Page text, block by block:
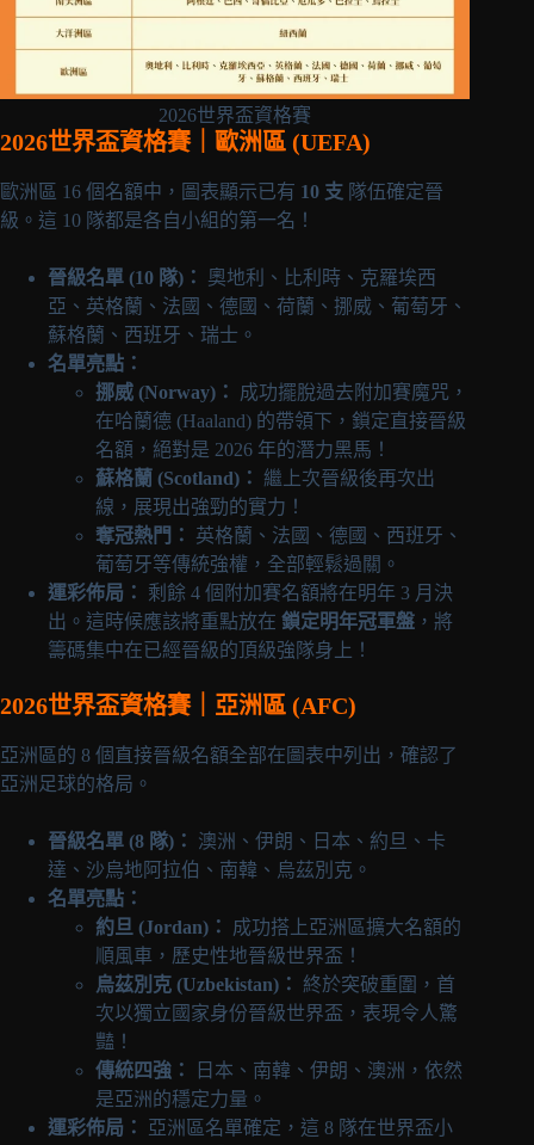
2026世界盃資格賽
2026世界盃資格賽｜歐洲區 (UEFA)
歐洲區 16 個名額中，圖表顯示已有 10 支 隊伍確定晉
級。這 10 隊都是各自小組的第一名！
晉級名單 (10 隊)：
奧地利、比利時、克羅埃西
亞、英格蘭、法國、德國、荷蘭、挪威、葡萄牙、
蘇格蘭、西班牙、瑞士。
名單亮點：
挪威 (Norway)：
成功擺脫過去附加賽魔咒，
在哈蘭德 (Haaland) 的帶領下，鎖定直接晉級
名額，絕對是 2026 年的潛力黑馬！
蘇格蘭 (Scotland)： 繼上次晉級後再次出
線，展現出強勁的實力！
奪冠熱門：
英格蘭、法國、德國、西班牙、
葡萄牙等傳統強權，全部輕鬆過關。
運彩佈局：
剩餘 4 個附加賽名額將在明年 3 月決
出。這時候應該將重點放在 鎖定明年冠軍盤 ，將
籌碼集中在已經晉級的頂級強隊身上！
2026世界盃資格賽｜亞洲區 (AFC)
亞洲區的 8 個直接晉級名額全部在圖表中列出，確認了
亞洲足球的格局。
晉級名單 (8 隊)：
澳洲、伊朗、日本、約旦、卡
達、沙烏地阿拉伯、南韓、烏茲別克。
名單亮點：
約旦 (Jordan)：
成功搭上亞洲區擴大名額的
順風車，歷史性地晉級世界盃！
烏茲別克 (Uzbekistan)： 終於突破重圍，首
次以獨立國家身份晉級世界盃，表現令人驚
豔！
傳統四強：
日本、南韓、伊朗、澳洲，依然
是亞洲的穩定力量。
運彩佈局：
亞洲區名單確定，這 8 隊在世界盃小